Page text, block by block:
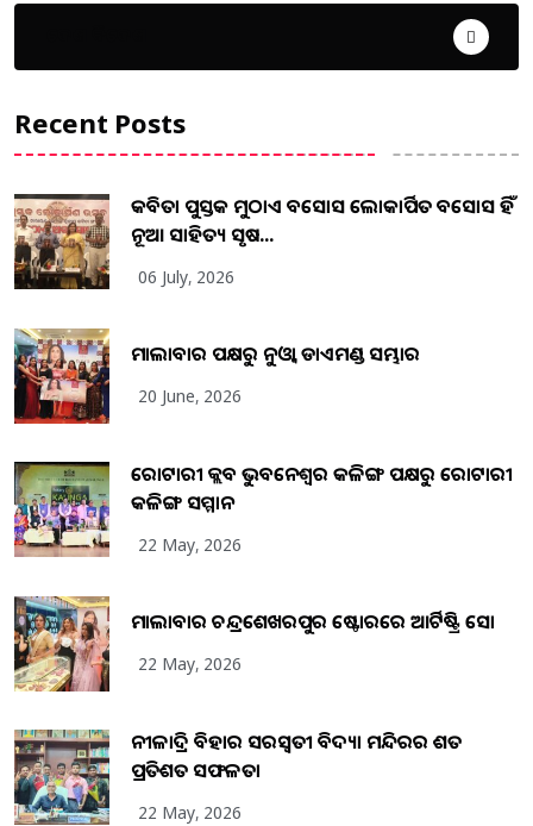
Recent Posts
କବିତା ପୁସ୍ତକ ମୁଠାଏ ଅବସୋସ ଲୋକାର୍ପିତ ଅବସୋସ ହିଁ
ନୂଆ ସାହିତ୍ୟ ସୃଷ...
06 July, 2026
ମାଲାବାର ପକ୍ଷରୁ ନୁଓ୍ବା ଡାଏମଣ୍ଡ ସମ୍ଭାର
20 June, 2026
ରୋଟାରୀ କ୍ଲବ ଭୁବନେଶ୍ୱର କଳିଙ୍ଗ ପକ୍ଷରୁ ରୋଟାରୀ
କଳିଙ୍ଗ ସମ୍ମାନ
22 May, 2026
ମାଲାବାର ଚନ୍ଦ୍ରଶେଖରପୁର ଷ୍ଟୋରରେ ଆର୍ଟିଷ୍ଟ୍ରି ସୋ
22 May, 2026
ନୀଳାଦ୍ରି ବିହାର ସରସ୍ୱତୀ ବିଦ୍ୟା ମନ୍ଦିରର ଶତ
ପ୍ରତିଶତ ସଫଳତା
22 May, 2026